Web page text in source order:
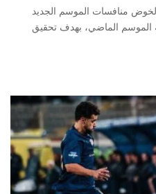
لخوض منافسات الموسم الجديد
الموسم الماضي، بهدف تحقيق